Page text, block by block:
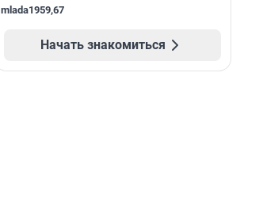
mlada1959,67
Начать знакомиться